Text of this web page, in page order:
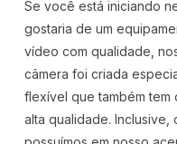
Se você está iniciando
gostaria de um
vídeo com qualidade,
câmera foi criada
flexível que também
alta qualidade. Inclusive,